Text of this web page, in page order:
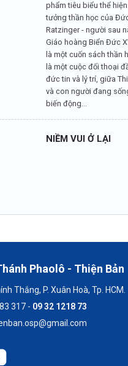
phẩm tiêu biểu thể
tưởng thần học của
Ratzinger - người sau
Giáo hoàng Biển Đức
là một cuốn sách thần
là một cuộc đối thoại
đức tin và lý trí, giữa
và con người đang
biến động...
NIỀM VUI Ở LẠI
Phaolô - Thiện Bản
Thắng, P. Xuân Hoà, Tp. HCM.
317 - 09 32 1218 73